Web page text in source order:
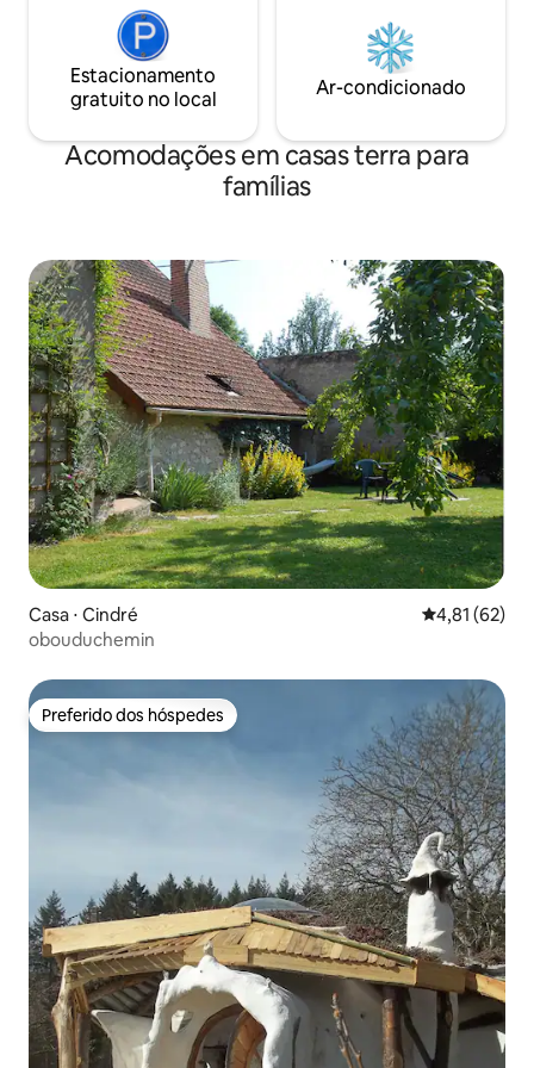
Estacionamento
gratuito no local
Ar-condicionado
Acomodações em casas terra para
famílias
Casa ⋅ Cindré 4,81 de uma
4,81 (62)
obouduchemin
Preferido dos hóspedes
Preferido dos hóspedes